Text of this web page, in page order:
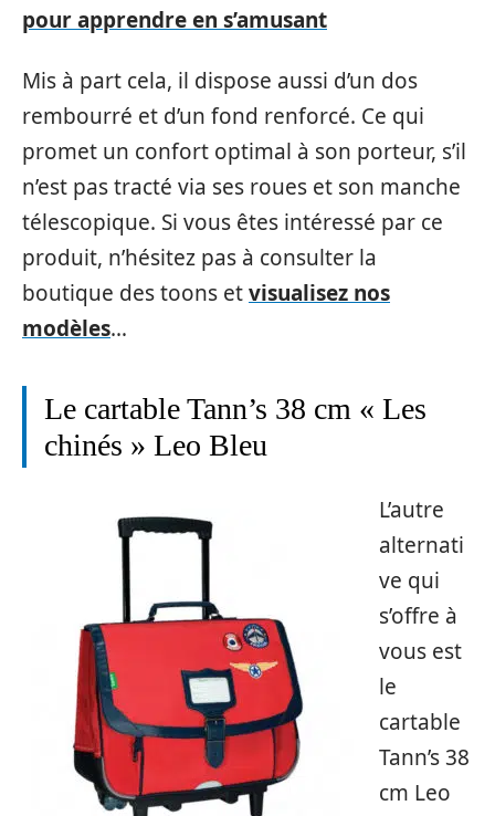
pour apprendre en s’amusant
Mis à part cela, il dispose aussi d’un dos
rembourré et d’un fond renforcé. Ce qui
promet un confort optimal à son porteur, s’il
n’est pas tracté via ses roues et son manche
télescopique. Si vous êtes intéressé par ce
produit, n’hésitez pas à consulter la
boutique des toons etvisualisez nos
modèles…
Le cartable Tann’s 38 cm « Les
chinés » Leo Bleu
L’autre
alternati
ve qui
s’offre à
vous est
le
cartable
Tann’s 38
cm Leo